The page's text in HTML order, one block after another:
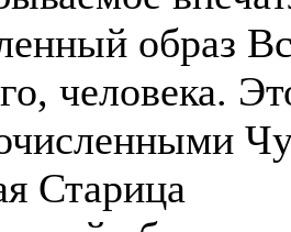
образ
человека.
Старица